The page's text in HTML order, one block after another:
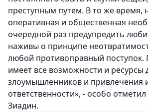
преступным путем. В то же время,
оперативная и общественная
очередной раз предупредить
наживы о принципе
любой противоправный
имеет все возможности и ресурсы
злоумышленников и привлечения
ответственности», - особо
Зиадин.